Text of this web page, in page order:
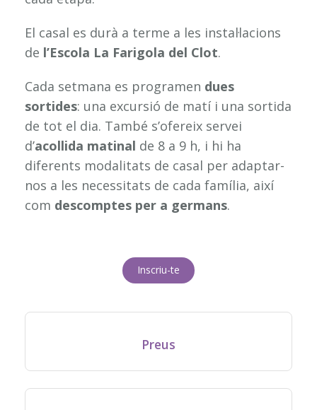
El casal es durà a terme a les instal·lacions
de l’Escola La Farigola del Clot.
Cada setmana es programen dues
sortides: una excursió de matí i una sortida
de tot el dia. També s’ofereix servei
d’acollida matinal de 8 a 9 h, i hi ha
diferents modalitats de casal per adaptar-
nos a les necessitats de cada família, així
com descomptes per a germans.
Inscriu-te
Preus